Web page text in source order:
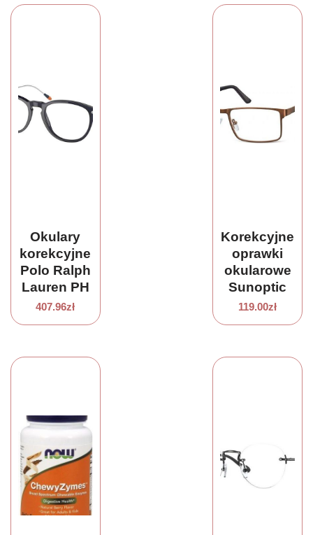
Okulary
korekcyjne
Polo Ralph
Lauren PH
2241 5964
(68171494)
407.96zł
Korekcyjne
oprawki
okularowe
Sunoptic
606C
119.00zł